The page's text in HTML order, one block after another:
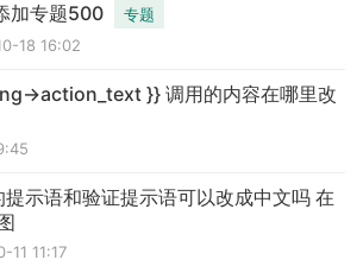
加专题500
专题
18 16:02
>action_text }} 调用的内容在哪里改
提示语和验证提示语可以改成中文吗 在
11 11:17